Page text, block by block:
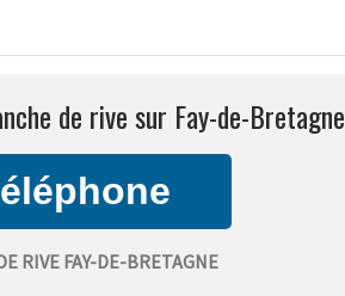
de rive sur Fay-de-Bretagne
RIVE FAY-DE-BRETAGNE